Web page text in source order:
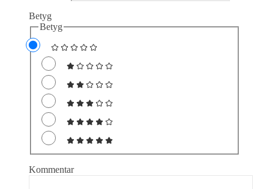
Betyg
Betyg
Kommentar